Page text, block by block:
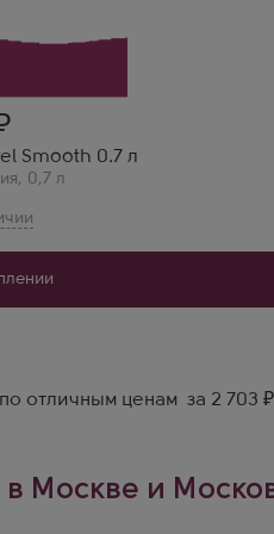
Smooth 0.7 л
, 0,7 л
отличным ценам за 2 703 ₽
Москве и